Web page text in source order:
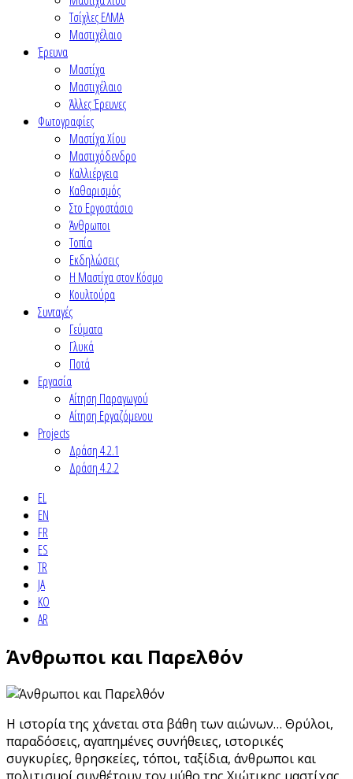
Τσίχλες ΕΛΜΑ
Μαστιχέλαιο
Έρευνα
Μαστίχα
Μαστιχέλαιο
Άλλες Έρευνες
Φωτογραφίες
Μαστίχα Χίου
Μαστιχόδενδρο
Καλλιέργεια
Καθαρισμός
Στο Εργοστάσιο
Άνθρωποι
Τοπία
Εκδηλώσεις
Η Μαστίχα στον Κόσμο
Κουλτούρα
Συνταγές
Γεύματα
Γλυκά
Ποτά
Εργασία
Αίτηση Παραγωγού
Αίτηση Εργαζόμενου
Projects
Δράση 4.2.1
Δράση 4.2.2
EL
EN
FR
ES
TR
JA
KO
AR
Άνθρωποι και Παρελθόν
Η ιστορία της χάνεται στα βάθη των αιώνων… Θρύλοι,
παραδόσεις, αγαπημένες συνήθειες, ιστορικές
συγκυρίες, θρησκείες, τόποι, ταξίδια, άνθρωποι και